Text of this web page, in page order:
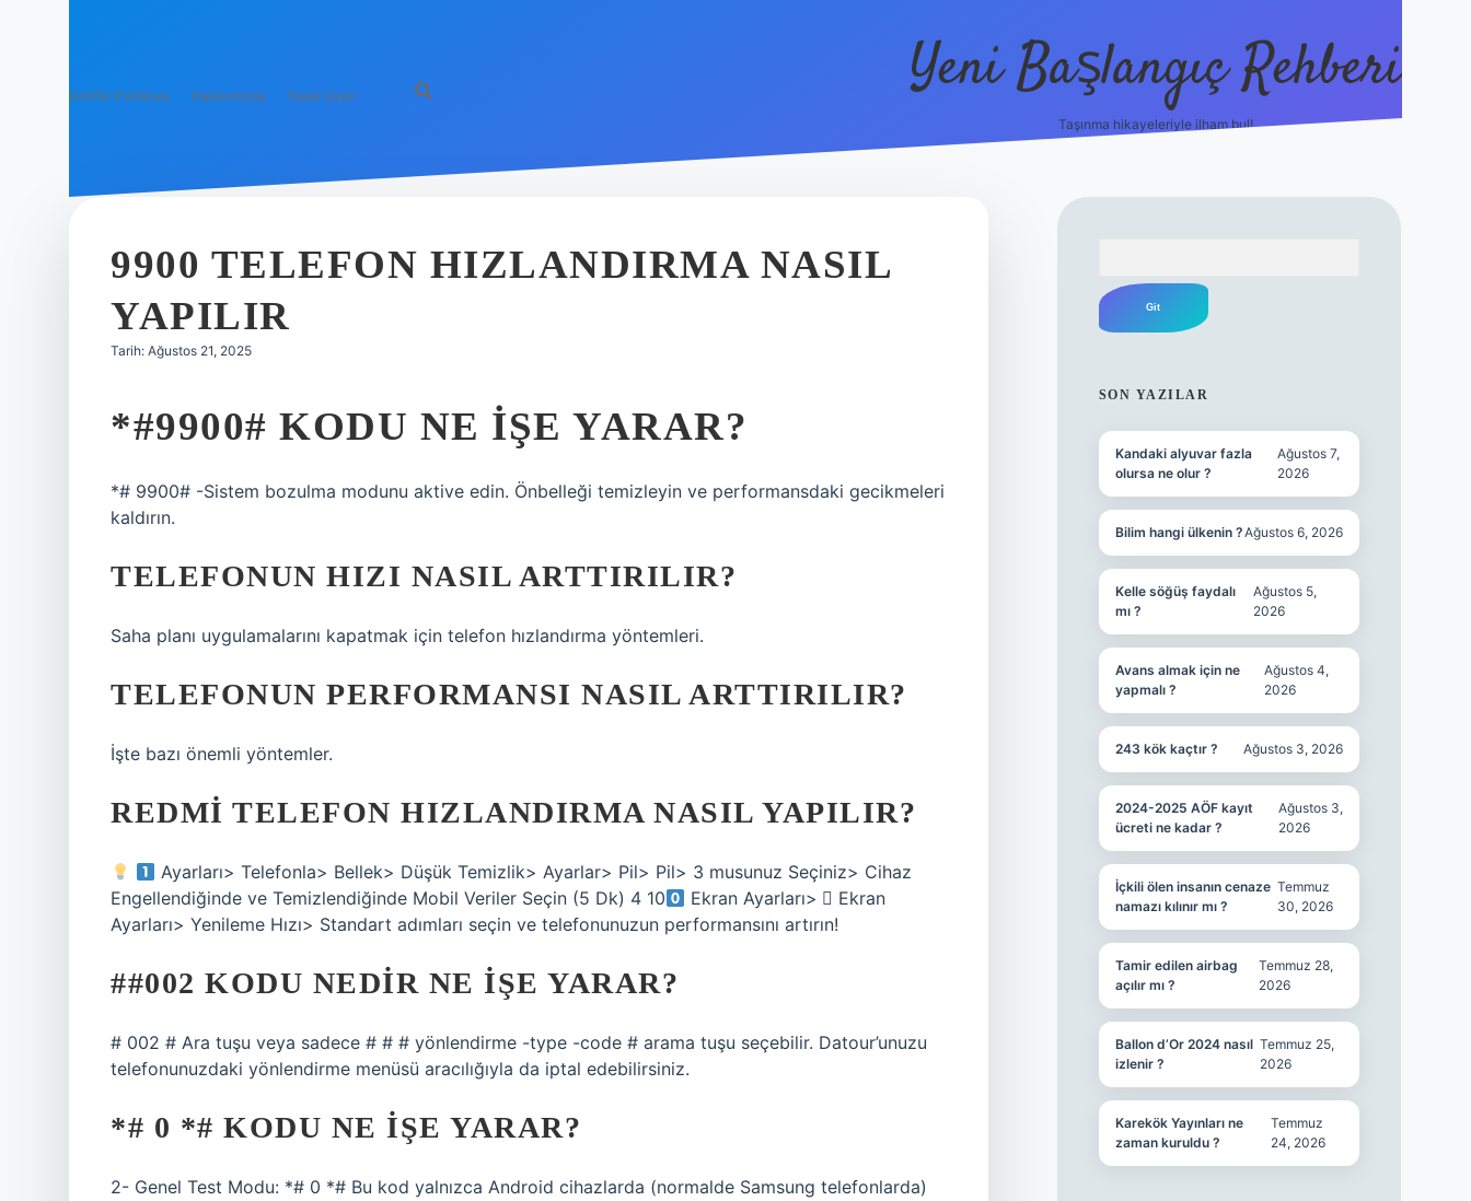
Gizlilik Politikası Hakkımızda Yasal Uyarı Yeni Başlangıç Rehberi
Taşınma hikayeleriyle ilham bul!
9900 TELEFON HIZLANDIRMA NASIL
YAPILIR
Tarih: Ağustos 21, 2025
*#9900# KODU NE IŞE YARAR?
*# 9900# -Sistem bozulma modunu aktive edin. Önbelleği temizleyin ve performansdaki gecikmeleri
kaldırın.
TELEFONUN HIZI NASIL ARTTIRILIR?
Saha planı uygulamalarını kapatmak için telefon hızlandırma yöntemleri.
TELEFONUN PERFORMANSI NASIL ARTTIRILIR?
İşte bazı önemli yöntemler.
REDMI TELEFON HIZLANDIRMA NASIL YAPILIR?
Ayarları> Telefonla> Bellek> Düşük Temizlik> Ayarlar> Pil> Pil> 3 musunuz Seçiniz> Cihaz
Engellendiğinde ve Temizlendiğinde Mobil Veriler Seçin (5 Dk) 4 10
Ekran Ayarları> ⃣ Ekran
Ayarları> Yenileme Hızı> Standart adımları seçin ve telefonunuzun performansını artırın!
##002 KODU NEDIR NE IŞE YARAR?
# 002 # Ara tuşu veya sadece # # # yönlendirme -type -code # arama tuşu seçebilir. Datour’unuzu
telefonunuzdaki yönlendirme menüsü aracılığıyla da iptal edebilirsiniz.
*# 0 *# KODU NE IŞE YARAR?
2- Genel Test Modu: *# 0 *# Bu kod yalnızca Android cihazlarda (normalde Samsung telefonlarda)
SON YAZILAR
Kandaki alyuvar fazla
olursa ne olur ?
Ağustos 7,
2026
Bilim hangi ülkenin ?Ağustos 6, 2026
Kelle söğüş faydalı
mı ?
Ağustos 5,
2026
Avans almak için ne
yapmalı ?
Ağustos 4,
2026
243 kök kaçtır ? Ağustos 3, 2026
2024-2025 AÖF kayıt
ücreti ne kadar ?
Ağustos 3,
2026
İçkili ölen insanın cenaze
namazı kılınır mı ?
Temmuz
30, 2026
Tamir edilen airbag
açılır mı ?
Temmuz 28,
2026
Ballon d’Or 2024 nasıl
izlenir ?
Temmuz 25,
2026
Karekök Yayınları ne
zaman kuruldu ?
Temmuz
24, 2026
ilbet yeni giriş